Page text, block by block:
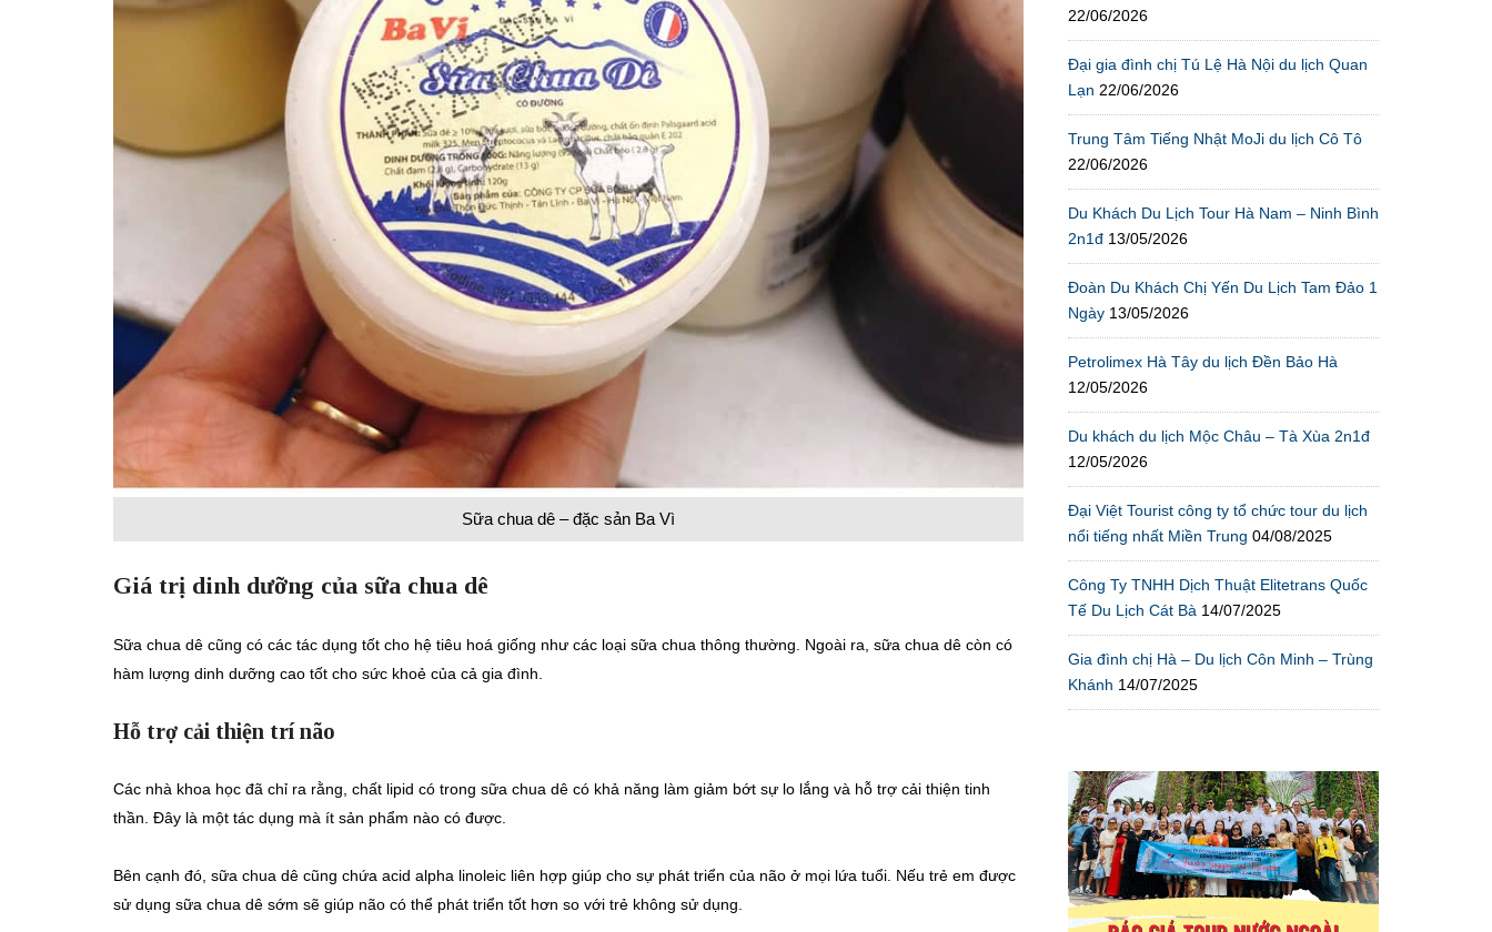
Sữa chua dê – đặc sản Ba Vì
Giá trị dinh dưỡng của sữa chua dê
Sữa chua dê cũng có các tác dụng tốt cho hệ tiêu hoá giống như các loại sữa chua thông thường. Ngoài ra, sữa chua dê còn có
hàm lượng dinh dưỡng cao tốt cho sức khoẻ của cả gia đình.
Hỗ trợ cải thiện trí não
Các nhà khoa học đã chỉ ra rằng, chất lipid có trong sữa chua dê có khả năng làm giảm bớt sự lo lắng và hỗ trợ cải thiện tinh
thần. Đây là một tác dụng mà ít sản phẩm nào có được.
Bên cạnh đó, sữa chua dê cũng chứa acid alpha linoleic liên hợp giúp cho sự phát triển của não ở mọi lứa tuổi. Nếu trẻ em được
sử dụng sữa chua dê sớm sẽ giúp não có thể phát triển tốt hơn so với trẻ không sử dụng.
22/06/2026
Đại gia đình chị Tú Lệ Hà Nội du lịch Quan
Lạn 22/06/2026
Trung Tâm Tiếng Nhật MoJi du lịch Cô Tô
22/06/2026
Du Khách Du Lịch Tour Hà Nam – Ninh Bình
2n1đ 13/05/2026
Đoàn Du Khách Chị Yến Du Lịch Tam Đảo 1
Ngày 13/05/2026
Petrolimex Hà Tây du lịch Đền Bảo Hà
12/05/2026
Du khách du lịch Mộc Châu – Tà Xùa 2n1đ
12/05/2026
Đại Việt Tourist công ty tổ chức tour du lịch
nổi tiếng nhất Miền Trung 04/08/2025
Công Ty TNHH Dịch Thuật Elitetrans Quốc
Tế Du Lịch Cát Bà 14/07/2025
Gia đình chị Hà – Du lịch Côn Minh – Trùng
Khánh 14/07/2025